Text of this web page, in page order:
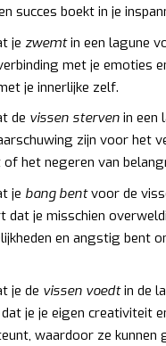
succes boekt in je
je zwemtin een lagune
met je emoties
je innerlijke zelf.
de vissen sterven in een
zijn voor het
het negeren van
je bang bentvoor de
dat je misschien
en angstig bent
je de vissen voedtin de
je je eigen creativiteit
waardoor ze kunnen